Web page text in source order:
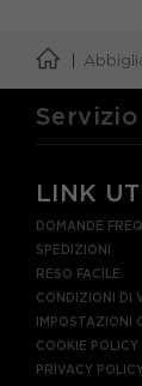
LINK
DOMANDE
SPEDIZIONI
RESO FACILE
CONDIZIONI DI
IMPOSTAZIONI
COOKIE POLICY
PRIVACY